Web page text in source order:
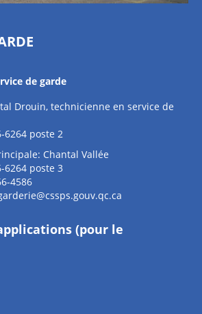
de garde
Drouin, technicienne en service de
6264 poste 2
Chantal Vallée
6264 poste 3
4586
(pour le